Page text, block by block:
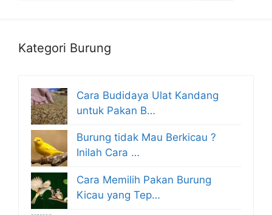
Kategori Burung
Cara Budidaya Ulat Kandang
untuk Pakan B…
Burung tidak Mau Berkicau ?
Inilah Cara …
Cara Memilih Pakan Burung
Kicau yang Tep…